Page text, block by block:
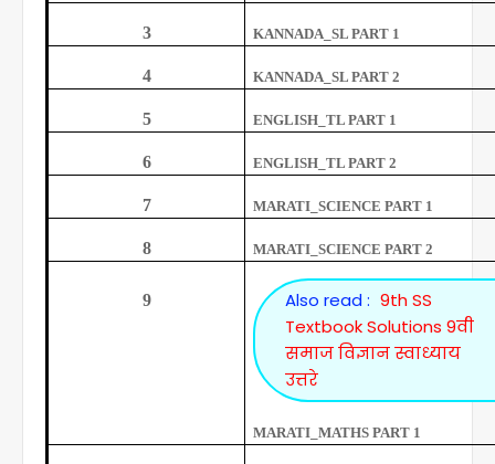
3 KANNADA_SL PART 1
4 KANNADA_SL PART 2
5 ENGLISH_TL PART 1
6 ENGLISH_TL PART 2
7 MARATI_SCIENCE PART 1
8 MARATI_SCIENCE PART 2
9 Also read : 9th SS
Textbook Solutions 9वी
समाज विज्ञान स्वाध्याय
उत्तरे
MARATI_MATHS PART 1